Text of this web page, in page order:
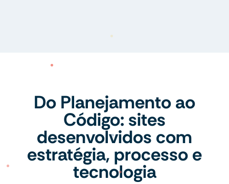
Do Planejamento ao
Código: sites
desenvolvidos com
estratégia, processo e
tecnologia